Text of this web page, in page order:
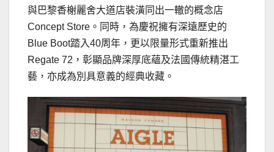
與巴黎香榭麗舍大道店裝潢同出一轍的概念店
Concept Store。同時，為慶祝擁有深遠歷史的
Blue Boot踏入40周年，更以限量形式重新推出
Regate 72，彰顯品牌深厚底蘊及法國傳統精湛工
藝，亦成為別具意義的經典收藏。